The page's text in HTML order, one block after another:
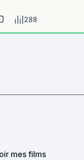
288
mes films